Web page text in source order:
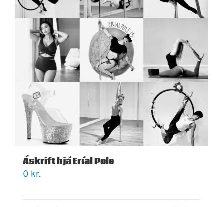
Áskrift hjá Eríal Pole
0 kr.